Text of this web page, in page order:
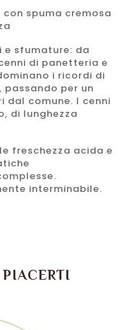
spuma cremosa
sfumature: da
di panetteria e
i ricordi di
passando per un
comune. I cenni
di lunghezza
freschezza acida e
interminabile.